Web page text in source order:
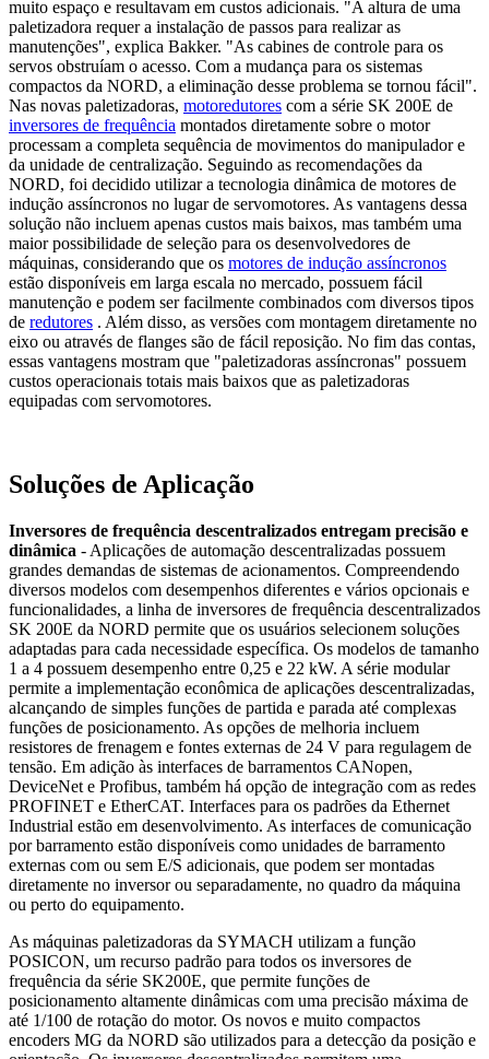
muito espaço e resultavam em custos adicionais. "A altura de uma
paletizadora requer a instalação de passos para realizar as
manutenções", explica Bakker. "As cabines de controle para os
servos obstruíam o acesso. Com a mudança para os sistemas
compactos da NORD, a eliminação desse problema se tornou fácil".
Nas novas paletizadoras, motoredutores com a série SK 200E de
inversores de frequência montados diretamente sobre o motor
processam a completa sequência de movimentos do manipulador e
da unidade de centralização. Seguindo as recomendações da
NORD, foi decidido utilizar a tecnologia dinâmica de motores de
indução assíncronos no lugar de servomotores. As vantagens dessa
solução não incluem apenas custos mais baixos, mas também uma
maior possibilidade de seleção para os desenvolvedores de
máquinas, considerando que os motores de indução assíncronos
estão disponíveis em larga escala no mercado, possuem fácil
manutenção e podem ser facilmente combinados com diversos tipos
de redutores . Além disso, as versões com montagem diretamente no
eixo ou através de flanges são de fácil reposição. No fim das contas,
essas vantagens mostram que "paletizadoras assíncronas" possuem
custos operacionais totais mais baixos que as paletizadoras
equipadas com servomotores.
Soluções de Aplicação
Inversores de frequência descentralizados entregam precisão e
dinâmica - Aplicações de automação descentralizadas possuem
grandes demandas de sistemas de acionamentos. Compreendendo
diversos modelos com desempenhos diferentes e vários opcionais e
funcionalidades, a linha de inversores de frequência descentralizados
SK 200E da NORD permite que os usuários selecionem soluções
adaptadas para cada necessidade específica. Os modelos de tamanho
1 a 4 possuem desempenho entre 0,25 e 22 kW. A série modular
permite a implementação econômica de aplicações descentralizadas,
alcançando de simples funções de partida e parada até complexas
funções de posicionamento. As opções de melhoria incluem
resistores de frenagem e fontes externas de 24 V para regulagem de
tensão. Em adição às interfaces de barramentos CANopen,
DeviceNet e Profibus, também há opção de integração com as redes
PROFINET e EtherCAT. Interfaces para os padrões da Ethernet
Industrial estão em desenvolvimento. As interfaces de comunicação
por barramento estão disponíveis como unidades de barramento
externas com ou sem E/S adicionais, que podem ser montadas
diretamente no inversor ou separadamente, no quadro da máquina
ou perto do equipamento.
As máquinas paletizadoras da SYMACH utilizam a função
POSICON, um recurso padrão para todos os inversores de
frequência da série SK200E, que permite funções de
posicionamento altamente dinâmicas com uma precisão máxima de
até 1/100 de rotação do motor. Os novos e muito compactos
encoders MG da NORD são utilizados para a detecção da posição e